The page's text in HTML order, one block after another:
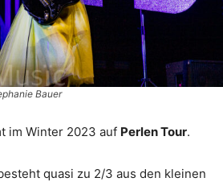
Bauer
im Winter 2023 auf Perlen Tour.
quasi zu 2/3 aus den kleinen